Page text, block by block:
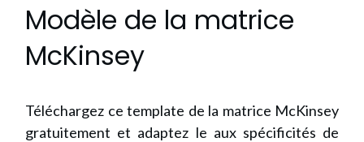
Modèle de la matrice
McKinsey
Téléchargez ce template de la matrice McKinsey
gratuitement et adaptez le aux spécificités de